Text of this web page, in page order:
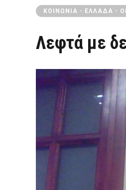
ΚΟΙΝΩΝΊΑ - ΕΛΛΆΔΑ -
Λεφτά με